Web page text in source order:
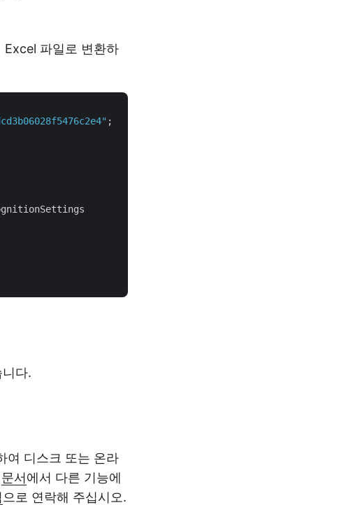
Excel 파일로 변환하
;
다.
여 디스크 또는 온라
문서에서 다른 기능에
으로 연락해 주십시오.